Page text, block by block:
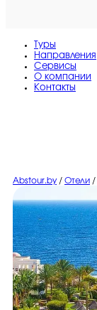
Туры
Направления
Сервисы
O компании
Контакты
Abstour.by / Отели /